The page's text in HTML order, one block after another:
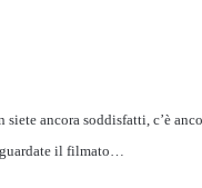
siete ancora soddisfatti, c’è
il filmato…